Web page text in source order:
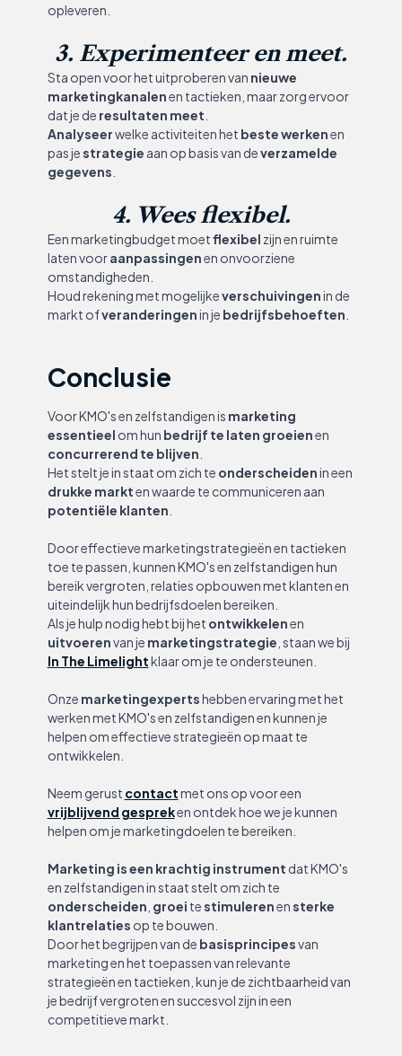
opleveren.
3. Experimenteer en meet.
Sta open voor het uitproberen van nieuwe
marketingkanalenen tactieken, maar zorg ervoor
dat je de resultaten meet
Analyseerwelke activiteiten het beste werkenen
pas jestrategie aan op basis van deverzamelde
gegevens
4. Wees flexibel.
Een marketingbudget moetflexibel zijn en ruimte
laten vooraanpassingenen onvoorziene
omstandigheden.
Houd rekening met mogelijkeverschuivingenin de
markt ofveranderingenin je bedrijfsbehoeften
Conclusie
Voor KMO's en zelfstandigen is marketing
essentieel om hun bedrijf te laten groeienen
concurrerend te blijven
Het stelt je in staat om zich te onderscheidenin een
drukke markten waarde te communiceren aan
potentiële klanten
Door effectieve marketingstrategieën en tactieken
toe te passen, kunnen KMO's en zelfstandigen hun
bereik vergroten, relaties opbouwen met klanten en
uiteindelijk hun bedrijfsdoelen bereiken.
Als je hulp nodig hebt bij het ontwikkelenen
uitvoerenvan je marketingstrategie , staan we bij
In The Limelightklaar om je te ondersteunen.
Onze marketingexpertshebben ervaring met het
werken met KMO's en zelfstandigen en kunnen je
helpen om effectieve strategieën op maat te
ontwikkelen.
Neem gerust contactmet ons op voor een
vrijblijvend gespreken ontdek hoe we je kunnen
helpen om je marketingdoelen te bereiken.
Marketing is een krachtig instrument dat KMO's
en zelfstandigen in staat stelt om zich te
onderscheiden groei testimulerenensterke
klantrelaties op te bouwen.
Door het begrijpen van de basisprincipesvan
marketing en het toepassen van relevante
strategieën en tactieken, kun je de zichtbaarheid van
je bedrijf vergroten en succesvol zijn in een
competitieve markt.